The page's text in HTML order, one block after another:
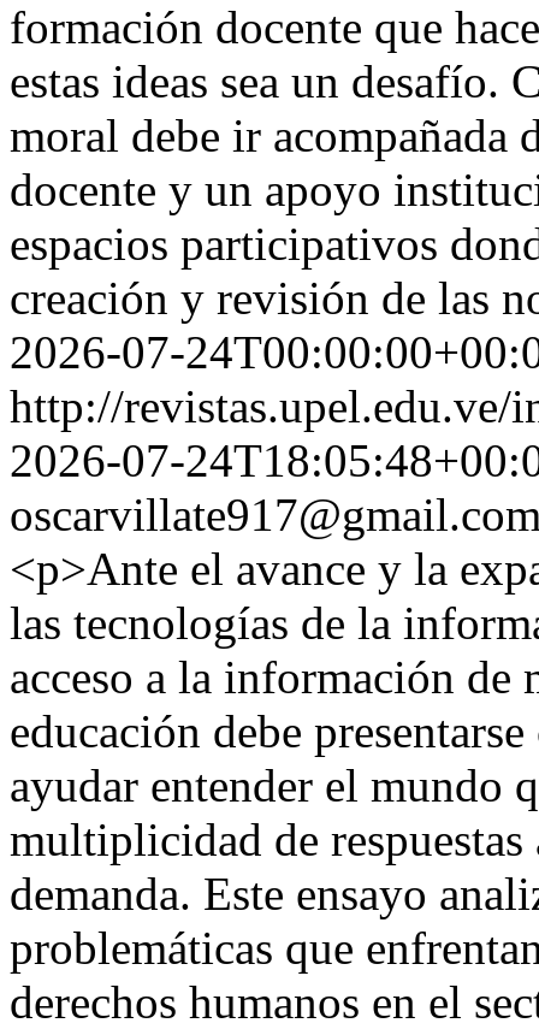
formación docente que
estas ideas sea un desafío.
moral debe ir acompañada
docente y un apoyo
espacios participativos
creación y revisión de las
2026-07-
http://
2026-07-
<p>Ante el avance y la
las tecnologías de la
acceso a la información de
educación debe
ayudar entender el mundo
multiplicidad de respuestas
demanda. Este ensayo
problemáticas que
derechos humanos en el